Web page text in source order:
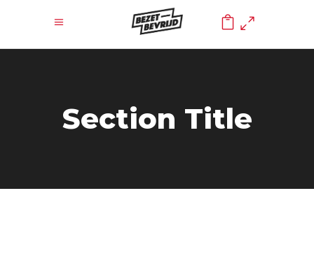
0
Section Title